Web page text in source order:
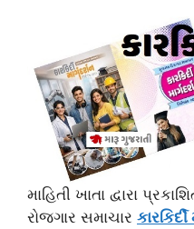
માહિતી ખાતા દ્વારા
રોજગાર સમાચાર